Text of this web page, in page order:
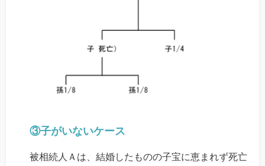
③子がいないケース
被相続人Ａは、結婚したものの子宝に恵まれず死亡